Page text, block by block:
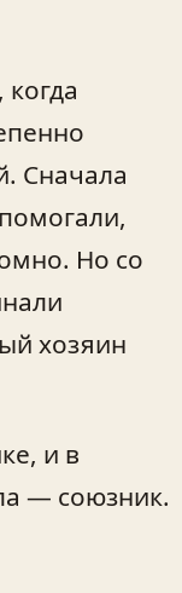
Сначала
Но со
хозяин
и в
— союзник.